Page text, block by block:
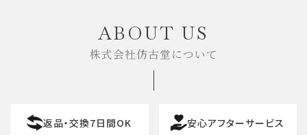
ABOUT US
株式会社仿古堂について
返品・交換7日間OK 安心アフターサービス